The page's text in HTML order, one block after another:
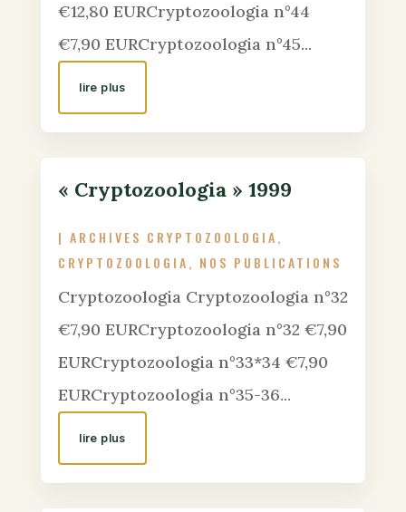
€12,80 EURCryptozoologia n°44
€7,90 EURCryptozoologia n°45...
lire plus
« Cryptozoologia » 1999
| ARCHIVES CRYPTOZOOLOGIA,
CRYPTOZOOLOGIA, NOS PUBLICATIONS
Cryptozoologia Cryptozoologia n°32
€7,90 EURCryptozoologia n°32 €7,90
EURCryptozoologia n°33*34 €7,90
EURCryptozoologia n°35-36...
lire plus